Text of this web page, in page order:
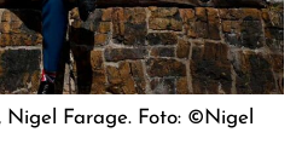
Nigel Farage. Foto: ©Nigel